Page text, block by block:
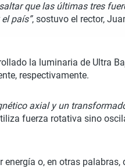
que las últimas tres
país”, sostuvo el rector,
la luminaria de Ultra
respectivamente.
axial y un
fuerza rotativa sino
o, en otras palabras,